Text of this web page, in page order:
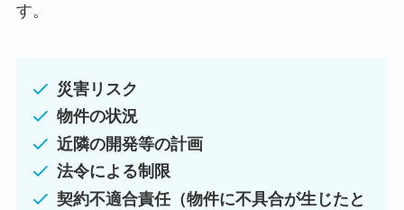
す。
災害リスク
物件の状況
近隣の開発等の計画
法令による制限
契約不適合責任（物件に不具合が生じたと